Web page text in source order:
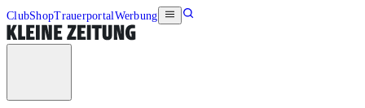
ClubShopTrauerportalWerbung